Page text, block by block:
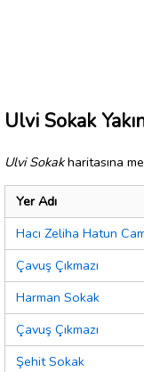
Ulvi Sokak
Ulvi Sokakharitasına
Yer Adı
Hacı Zeliha Hatun
Çavuş Çıkmazı
Harman Sokak
Çavuş Çıkmazı
Şehit Sokak